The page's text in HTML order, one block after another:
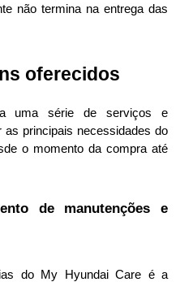
não termina na entrega das
oferecidos
uma série de serviços e
principais necessidades do
o momento da compra até
de manutenções e
do My Hyundai Care é a